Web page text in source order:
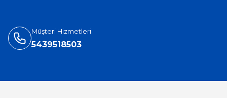
Müşteri Hizmetleri
5439518503